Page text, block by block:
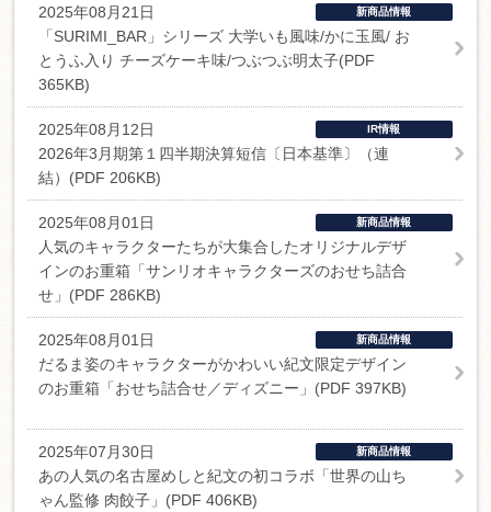
2025年08月21日 新商品情報
「SURIMI_BAR」シリーズ 大学いも風味/かに玉風/ お
とうふ入り チーズケーキ味/つぶつぶ明太子(PDF
365KB)
2025年08月12日 IR情報
2026年3月期第１四半期決算短信〔日本基準〕（連
結）(PDF 206KB)
2025年08月01日 新商品情報
人気のキャラクターたちが大集合したオリジナルデザ
インのお重箱「サンリオキャラクターズのおせち詰合
せ」(PDF 286KB)
2025年08月01日 新商品情報
だるま姿のキャラクターがかわいい紀文限定デザイン
のお重箱「おせち詰合せ／ディズニー」(PDF 397KB)
2025年07月30日 新商品情報
あの人気の名古屋めしと紀文の初コラボ「世界の山ち
ゃん監修 肉餃子」(PDF 406KB)